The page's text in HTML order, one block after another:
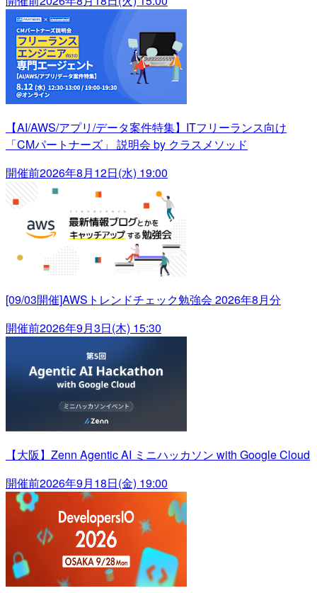
【AI/AWS/アプリ/データ案件特集】ITフリーランス向け
「CMパートナーズ」 説明会 by クラスメソッド
開催前2026年8月12日(水) 19:00
[09/03開催]AWSトレンドチェック勉強会 2026年8月分
開催前2026年9月3日(木) 15:30
【大阪】Zenn Agentic AI ミニハッカソン with Google Cloud
開催前2026年9月18日(金) 19:00